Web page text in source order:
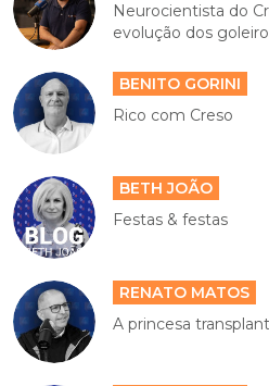
Neurocientista do
evolução dos
BENITO GORINI
Rico com Creso
BETH JOÃO
Festas & festas
RENATO MATOS
A princesa